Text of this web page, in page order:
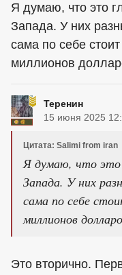
Я думаю, что это
Запада. У них
сама по себе
миллионов
Теренин
15 июня 2025
Цитата: Salimi from iran
Я думаю, что это
Запада. У них
сама по себе
миллионов
Это вторично.